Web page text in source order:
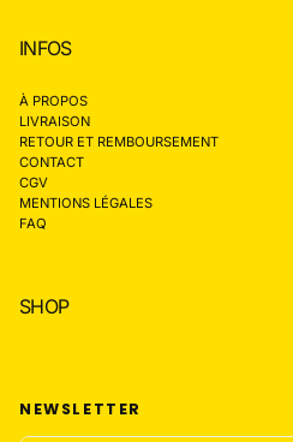
INFOS
À PROPOS
LIVRAISON
RETOUR ET REMBOURSEMENT
CONTACT
CGV
MENTIONS LÉGALES
FAQ
SHOP
NEWSLETTER